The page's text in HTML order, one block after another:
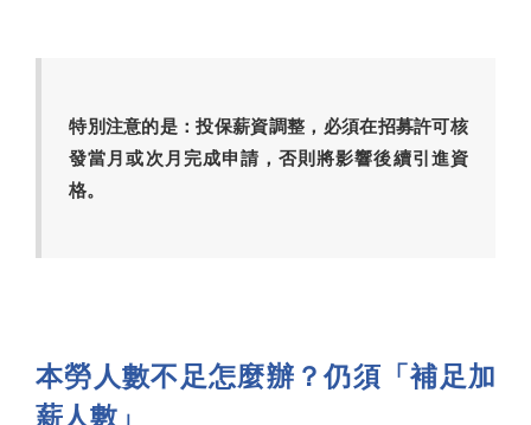
特別注意的是：投保薪資調整，必須在招募許可核
發當月或次月完成申請，否則將影響後續引進資
格。
本勞人數不足怎麼辦？仍須「補足加
薪人數」